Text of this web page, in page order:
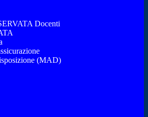
Docenti
(MAD)